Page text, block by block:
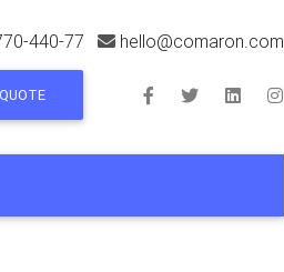
440-77 hello@comaron.com